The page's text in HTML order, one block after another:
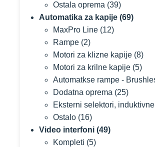
Ostala oprema (39)
Automatika za kapije (69)
MaxPro Line (12)
Rampe (2)
Motori za klizne kapije (8)
Motori za krilne kapije (5)
Automatkse rampe -
Dodatna oprema (25)
Eksterni selektori,
Ostalo (16)
Video interfoni (49)
Kompleti (5)